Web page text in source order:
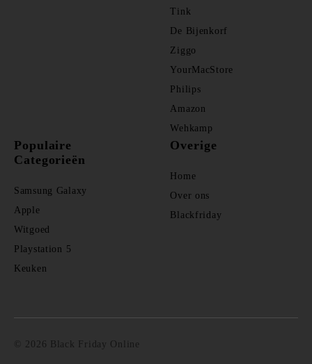
Tink
De Bijenkorf
Ziggo
YourMacStore
Philips
Amazon
Wehkamp
Populaire
Categorieën
Samsung Galaxy
Apple
Witgoed
Playstation 5
Keuken
Overige
Home
Over ons
Blackfriday
© 2026 Black Friday Online